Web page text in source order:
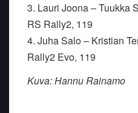
3. Lauri Joona – Tuukka
RS Rally2, 119
4. Juha Salo – Kristian
Rally2 Evo, 119
Kuva: Hannu Rainamo